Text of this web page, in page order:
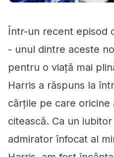
Într-un recent episod
- unul dintre aceste
pentru o viață mai
Harris a răspuns la
cărţile pe care oricine
citească. Ca un
admirator înfocat al